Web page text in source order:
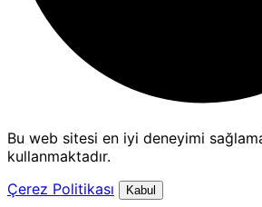
Bu web sitesi en iyi deneyimi
kullanmaktadır.
Çerez Politikası
Kabul